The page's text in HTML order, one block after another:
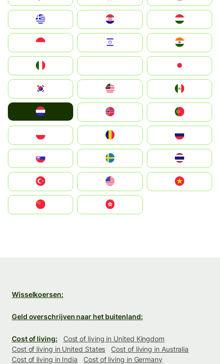
Magyarország
South Korea
United States
中國香港特別行政區
Wisselkoersen:
Geld overschrijven naar het buitenland:
Cost of living:
Cost of living in United Kingdom
Cost of living in United States
Cost of living in Australia
Cost of living in India
Cost of living in Germany